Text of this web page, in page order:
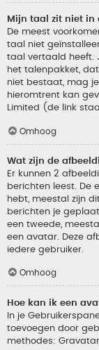
Mijn taal zit niet in
De meest
taal niet
taal vertaald heeft.
het talenpakket,
niet bestaat, mag
hieromtrent kan
Limited (de link
Omhoog
Wat zijn de
Er kunnen 2
berichten leest. De
hebt, meestal zijn
berichten je
een tweede,
een avatar. Deze
iedere gebruiker.
Omhoog
Hoe kan ik een
In je
toevoegen door
methodes: